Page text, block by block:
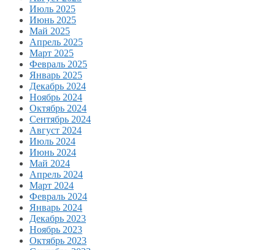
Июль 2025
Июнь 2025
Май 2025
Апрель 2025
Март 2025
Февраль 2025
Январь 2025
Декабрь 2024
Ноябрь 2024
Октябрь 2024
Сентябрь 2024
Август 2024
Июль 2024
Июнь 2024
Май 2024
Апрель 2024
Март 2024
Февраль 2024
Январь 2024
Декабрь 2023
Ноябрь 2023
Октябрь 2023